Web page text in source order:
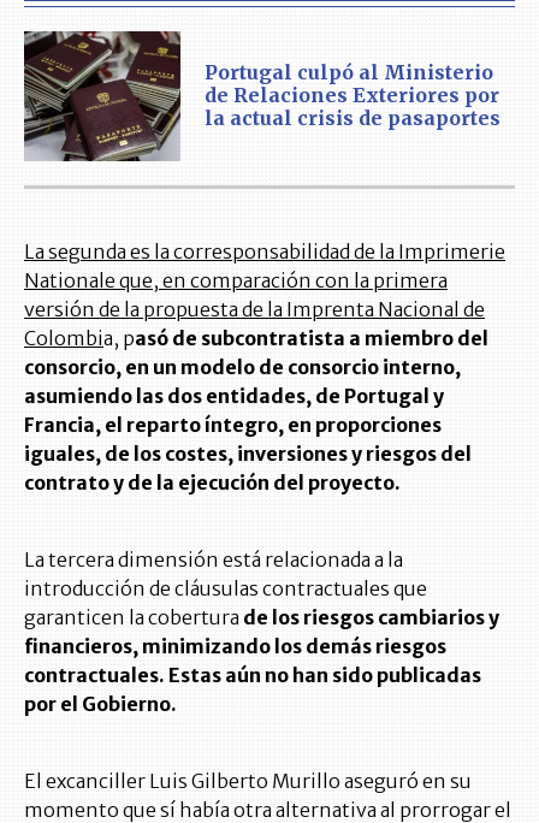
Portugal culpó al Ministerio
de Relaciones Exteriores por
la actual crisis de pasaportes
La segunda es la corresponsabilidad de la Imprimerie
Nationale que, en comparación con la primera
versión de la propuesta de la Imprenta Nacional de
Colombia, pasó de subcontratista a miembro del
consorcio, en un modelo de consorcio interno,
asumiendo las dos entidades, de Portugal y
Francia, el reparto íntegro, en proporciones
iguales, de los costes, inversiones y riesgos del
contrato y de la ejecución del proyecto.
La tercera dimensión está relacionada a la
introducción de cláusulas contractuales que
garanticen la cobertura de los riesgos cambiarios y
financieros, minimizando los demás riesgos
contractuales. Estas aún no han sido publicadas
por el Gobierno.
El excanciller Luis Gilberto Murillo aseguró en su
momento que sí había otra alternativa al prorrogar el